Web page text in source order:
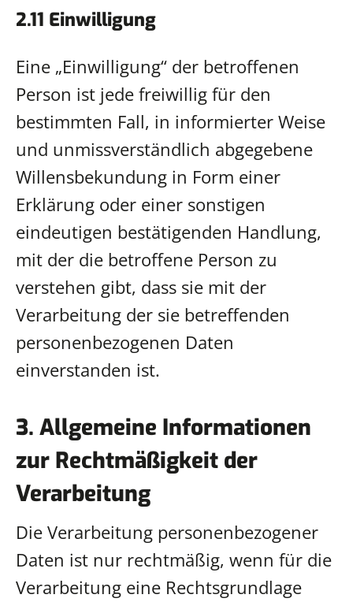
2.11 Einwilligung
Eine „Einwilligung“ der betroffenen
Person ist jede freiwillig für den
bestimmten Fall, in informierter Weise
und unmissverständlich abgegebene
Willensbekundung in Form einer
Erklärung oder einer sonstigen
eindeutigen bestätigenden Handlung,
mit der die betroffene Person zu
verstehen gibt, dass sie mit der
Verarbeitung der sie betreffenden
personenbezogenen Daten
einverstanden ist.
3. Allgemeine Informationen
zur Rechtmäßigkeit der
Verarbeitung
Die Verarbeitung personenbezogener
Daten ist nur rechtmäßig, wenn für die
Verarbeitung eine Rechtsgrundlage